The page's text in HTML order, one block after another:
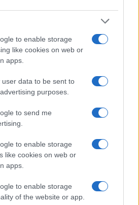
to enable storage
like cookies on web or
apps.
user data to be sent to
purposes.
to send me
to enable storage
like cookies on web or
apps.
to enable storage
of the website or app.
FILM
Frasi dei film
film più lette
Incipit dei film
Film più cercati
Frasi sul cinema
SERVIZI
Mappa del sito
Cookie Policy
suddivise per tema